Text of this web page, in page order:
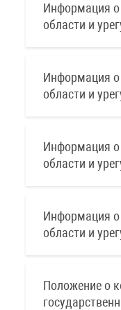
Информация о
области и
Информация о
области и
Информация о
области и
Информация о
области и
Положение о